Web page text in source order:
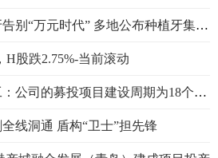
万元时代” 多地公布种植牙集采目标价格
H股跌2.75%-当前滚动
投项目建设周期为18个月，目前正在有序推进
线洞通 盾构“卫士”担先锋